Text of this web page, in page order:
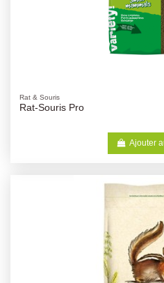
Rat & Souris
Rat-Souris Pro
Ajouter